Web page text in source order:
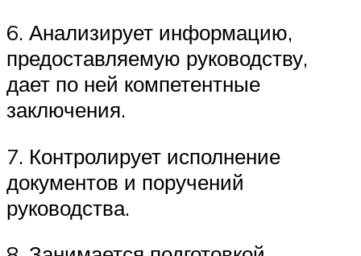
6. Анализирует информацию,
предоставляемую руководству,
дает по ней компетентные
заключения.
7. Контролирует исполнение
документов и поручений
руководства.